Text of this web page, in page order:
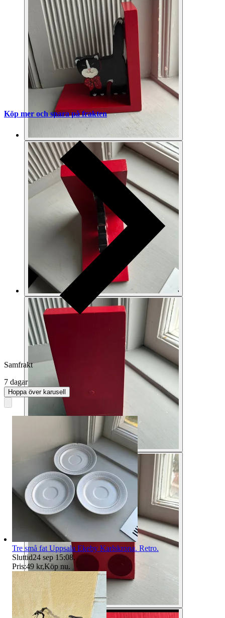
Köp mer och spara på frakten
Samfrakt
7 dagar
Hoppa över karusell
Tre små fat Uppsala Ekeby Karlskrona. Retro.
Sluttid24 sep 15:08.
Pris:49 kr,Köp nu.